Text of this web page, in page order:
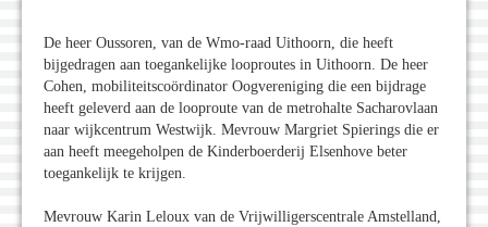
De heer Oussoren, van de Wmo-raad Uithoorn, die heeft
bijgedragen aan toegankelijke looproutes in Uithoorn. De heer
Cohen, mobiliteitscoördinator Oogvereniging die een bijdrage
heeft geleverd aan de looproute van de metrohalte Sacharovlaan
naar wijkcentrum Westwijk. Mevrouw Margriet Spierings die er
aan heeft meegeholpen de Kinderboerderij Elsenhove beter
toegankelijk te krijgen.
Mevrouw Karin Leloux van de Vrijwilligerscentrale Amstelland,